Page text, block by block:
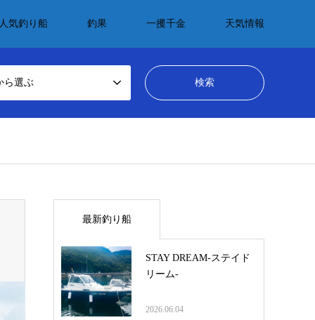
気釣り船 釣果 一攫千金 天気情報
ら選ぶ
最新釣り船
STAY DREAM-ステイド
リーム-
2026.06.04